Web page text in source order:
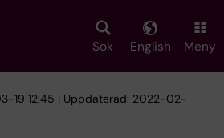
Sök English Meny
19 12:45 | Uppdaterad: 2022-02-